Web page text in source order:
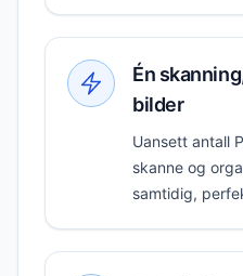
Én
bilder
Uansett antall
skanne og
samtidig,